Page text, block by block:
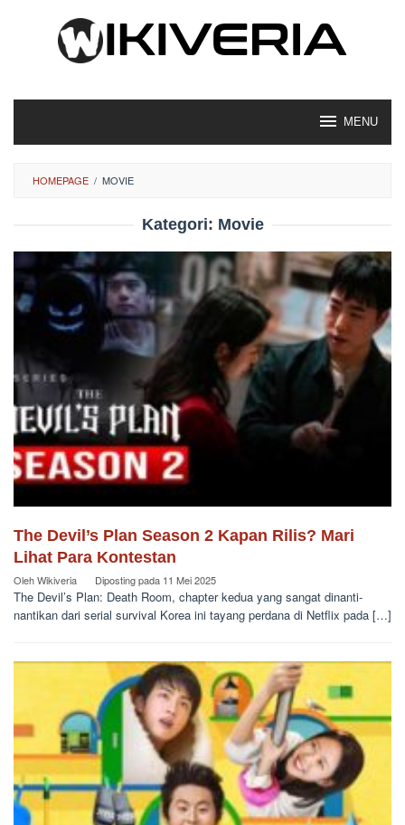
MENU
HOMEPAGE / MOVIE
Kategori: Movie
The Devil’s Plan Season 2 Kapan Rilis? Mari
Lihat Para Kontestan
OlehWikiveria Diposting pada 11 Mei 2025
The Devil’s Plan: Death Room, chapter kedua yang sangat dinanti-
nantikan dari serial survival Korea ini tayang perdana di Netflix pada […]